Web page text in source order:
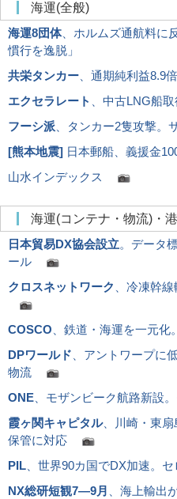
海運(全般)
海運8団体、ホルムズ通航料に
慣行を逸脱」
共栄タンカー、通期純利益8.9
エクセラレート 、中古LNG船
フーシ派、タンカー2隻攻撃
[熊本地震] 日本郵船、義援金
山水インデックス
海運(コンテナ・物流)・
日本貿易DX協会設立。データ
ール
クロスネットワーク 、冷凍幹
COSCO、鉄道・海運を一元
DPワールド、アントワープに
物流
ONE、モザンビーク航路新設
霞ヶ関キャピタル、川崎・東
保管に対応
PIL、世界90カ国でDX加速。
NX総研短観7―9月 、海上輸出